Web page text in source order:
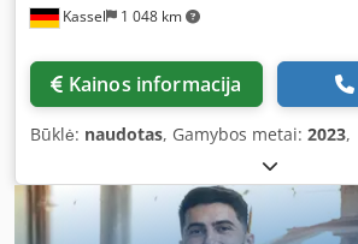
Kassel 1 048 km
Kainos informacija
Būklė: naudotas, Gamybos metai: 2023,